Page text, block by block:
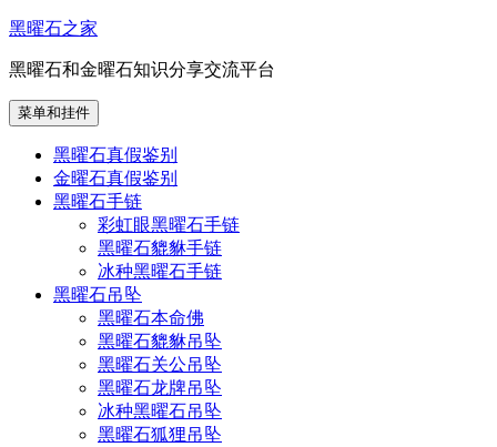
跳
内
容
黑曜石之家
黑曜石和金曜石知识分享交流平台
菜单和挂件
黑曜石真假鉴别
金曜石真假鉴别
黑曜石手链
彩虹眼黑曜石手链
黑曜石貔貅手链
冰种黑曜石手链
黑曜石吊坠
黑曜石本命佛
黑曜石貔貅吊坠
黑曜石关公吊坠
黑曜石龙牌吊坠
冰种黑曜石吊坠
黑曜石狐狸吊坠